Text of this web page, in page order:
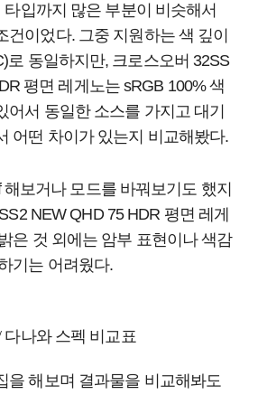
입까지 많은 부분이 비슷해서
건이었다. 그중 지원하는 색 깊이
로 동일하지만, 크로스오버 32SS
평면 레게노는 sRGB 100% 색
어서 동일한 소스를 가지고 대기
어떤 차이가 있는지 비교해봤다.
해보거나 모드를 바꿔보기도 했지
NEW QHD 75 HDR 평면 레게
은 것 외에는 암부 표현이나 색감
기는 어려웠다.
다나와 스펙 비교표
을 해보며 결과물을 비교해봐도